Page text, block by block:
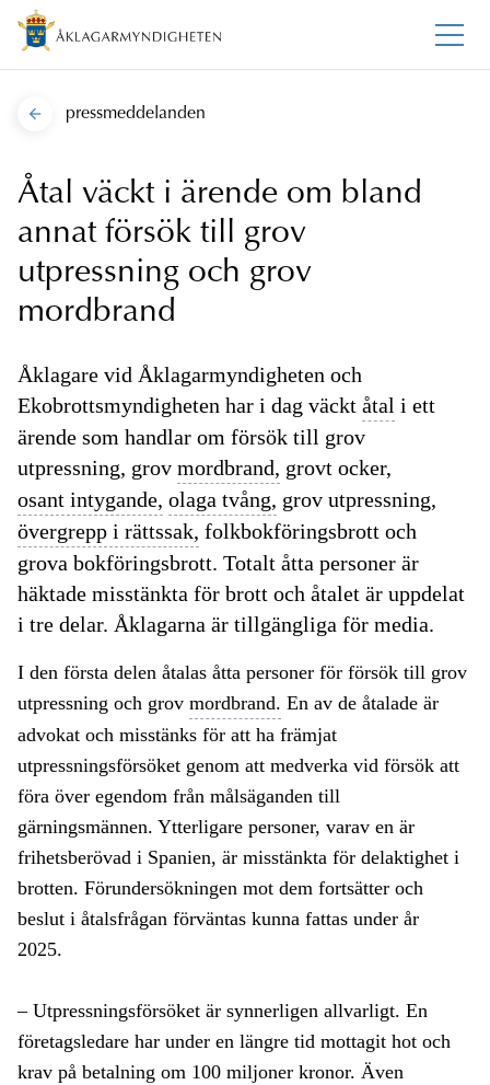
pressmeddelanden
Åtal väckt i ärende om bland
annat försök till grov
utpressning och grov
mordbrand
Åklagare vid Åklagarmyndigheten och
Ekobrottsmyndigheten har i dag väckt åtal i ett
ärende som handlar om försök till grov
utpressning, grov mordbrand, grovt ocker,
osant intygande, olaga tvång, grov utpressning,
övergrepp i rättssak, folkbokföringsbrott och
grova bokföringsbrott. Totalt åtta personer är
häktade misstänkta för brott och åtalet är uppdelat
i tre delar. Åklagarna är tillgängliga för media.
I den första delen åtalas åtta personer för försök till grov
utpressning och grov mordbrand. En av de åtalade är
advokat och misstänks för att ha främjat
utpressningsförsöket genom att medverka vid försök att
föra över egendom från målsäganden till
gärningsmännen. Ytterligare personer, varav en är
frihetsberövad i Spanien, är misstänkta för delaktighet i
brotten. Förundersökningen mot dem fortsätter och
beslut i åtalsfrågan förväntas kunna fattas under år
2025.
– Utpressningsförsöket är synnerligen allvarligt. En
företagsledare har under en längre tid mottagit hot och
krav på betalning om 100 miljoner kronor. Även